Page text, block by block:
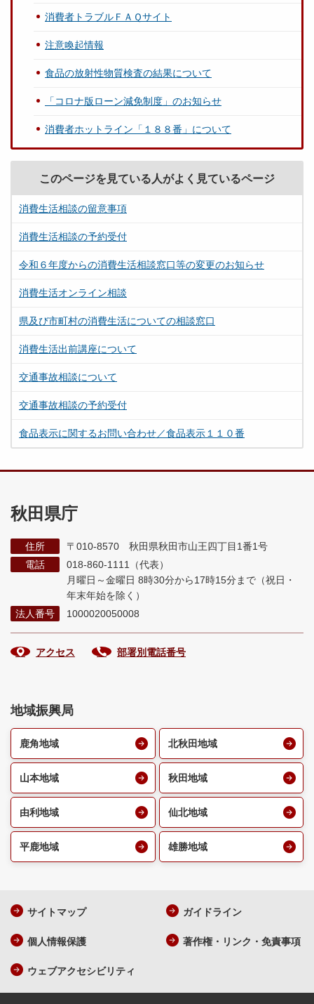
消費者トラブルＦＡＱサイト
注意喚起情報
食品の放射性物質検査の結果について
「コロナ版ローン減免制度」のお知らせ
消費者ホットライン「１８８番」について
このページを見ている人がよく見ているページ
消費生活相談の留意事項
消費生活相談の予約受付
令和６年度からの消費生活相談窓口等の変更のお知らせ
消費生活オンライン相談
県及び市町村の消費生活についての相談窓口
消費生活出前講座について
交通事故相談について
交通事故相談の予約受付
食品表示に関するお問い合わせ／食品表示１１０番
秋田県庁
住所
〒010-8570 秋田県秋田市山王四丁目1番1号
電話
018-860-1111（代表）
月曜日～金曜日 8時30分から17時15分まで （祝日・
年末年始を除く）
法人番号
1000020050008
アクセス 部署別電話番号
地域振興局
鹿角地域 北秋田地域
山本地域 秋田地域
由利地域 仙北地域
平鹿地域 雄勝地域
サイトマップ ガイドライン
個人情報保護 著作権・リンク・免責事項
ウェブアクセシビリティ